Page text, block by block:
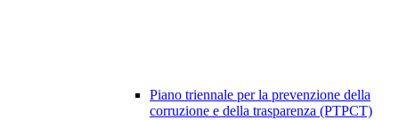
Piano triennale per la prevenzione della
corruzione e della trasparenza (PTPCT)